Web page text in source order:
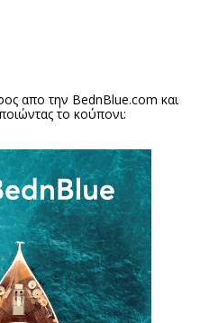
απο την BednBlue.com και
το κούπονι: